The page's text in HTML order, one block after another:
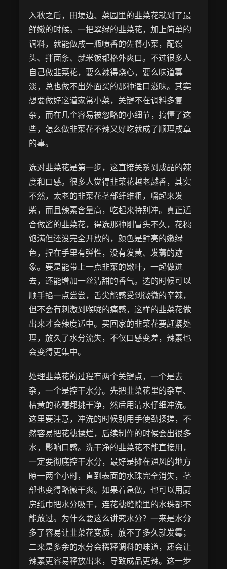
入秋之后，田埂边、菜园里的韭菜花就到了最
鲜嫩的时候。一把翠绿的韭菜花，加上简单的
调料，就能做成一瓶喷香的佐餐小菜，配馒
头、拌面条、就米饭都格外爽口。不过很多人
自己做韭菜花，要么辣得烧心，要么味道寡
淡，总也做不出外面买的那种适口滋味。其实
想要做好这道家常小菜，关键不在调料多复
杂，而在几个容易被忽略的小细节，搞懂了这
些，怎么做韭菜花不辣又好吃就成了顺理成章
的事。
选对韭菜花是第一步，这直接关系到成品的辣
度和口感。很多人觉得韭菜花越老越香，其实
不然，太老的韭菜花茎部纤维粗，嚼起来发
柴，而且辣素含量高，吃起来特别冲。真正适
合做酱的韭菜花，得选那种刚冒头不久，花穗
饱满但还没完全开放的，颜色是鲜亮的嫩绿
色，捏在手里有弹性，没有发黄、发蔫的迹
象。要是能带上一点韭菜的嫩叶，一起做进
去，还能增加一丝清甜的香气。选的时候可以
顺手掐一点尝尝，舌尖能感受到微微的辛辣，
但不会有刺激到喉咙的痛感，这样的韭菜花做
出来才会辣度适中。买回家的韭菜花要赶紧处
理，放久了水分流失，不仅口感变差，辣素也
会变得更集中。
处理韭菜花的过程有两个关键点，一个是去
杂，一个是控干水分。先把韭菜花里的杂草、
枯黄的花穗都挑干净，然后用清水仔细冲洗。
这里要注意，冲洗的时候别用手使劲揉搓，不
然容易把花穗揉烂，后续制作的时候会出很多
水，影响口感。洗干净的韭菜花不能直接用，
一定要彻底控干水分，最好是摊在通风的地方
晾一两个小时，直到表面的水珠完全消失，茎
部也变得略微干爽。如果着急做，也可以用厨
房纸巾把水分吸干，连花穗缝隙里的水珠都不
能放过。为什么要这么讲究水分？一来是水分
多了容易让韭菜花变质，放不了多久就发霉；
二来是多余的水分会稀释调料的味道，还会让
辣素更容易释放出来，导致成品更辣。这一步